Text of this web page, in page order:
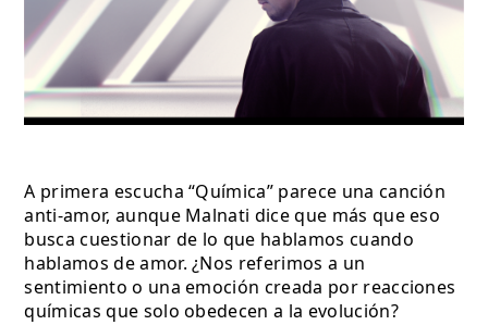
A primera escucha “Química” parece una canción
anti-amor, aunque Malnati dice que más que eso
busca cuestionar de lo que hablamos cuando
hablamos de amor. ¿Nos referimos a un
sentimiento o una emoción creada por reacciones
químicas que solo obedecen a la evolución?